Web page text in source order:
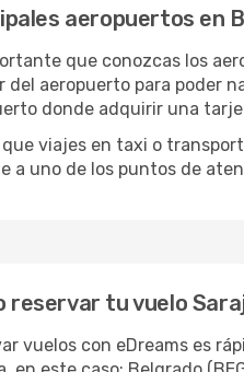
aeropuertos en
que conozcas los
del aeropuerto para poder
donde adquirir una
que viajes en taxi o
a uno de los puntos de
reservar tu vuelo
vuelos con eDreams es